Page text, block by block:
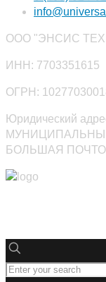
ООО "ЭНСИС
ИНН: 7703351615
ОГРН:
Юридический
БОЛЬШАЯ